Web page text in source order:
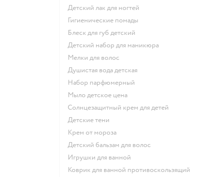
детский лак для ногтей
гигиенические помады
блеск для губ детский
детский набор для маникюра
мелки для волос
душистая вода детская
набор парфюмерный
мыло детское цена
солнцезащитный крем для детей
детские тени
крем от мороза
детский бальзам для волос
игрушки для ванной
коврик для ванной противоскользящий